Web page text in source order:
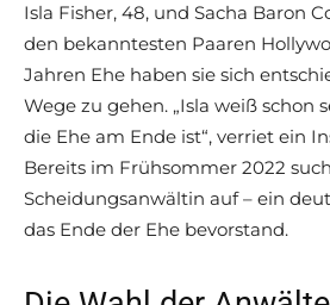
Isla Fisher, 48, und Sacha Baron
den bekanntesten Paaren
Jahren Ehe haben sie sich
Wege zu gehen. „Isla weiß schon
die Ehe am Ende ist“, verriet ein
Bereits im Frühsommer 2022
Scheidungsanwältin auf – ein
das Ende der Ehe bevorstand.